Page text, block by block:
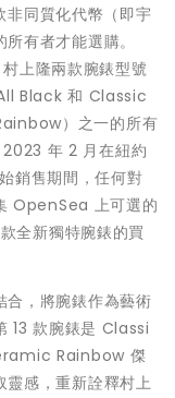
同質化代幣（即宇
有者才能選購。
上隆兩款腕錶型號
Black 和 Classic
）之一的所有
年 2 月在紐約
銷售期間，任何對
OpenSea 上可選的
全新獨特腕錶的買
合，將腕錶作為藝術
13 款腕錶是 Classi
Rainbow 傑
靈感，重新詮釋村上